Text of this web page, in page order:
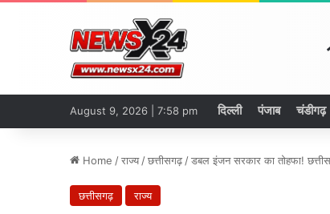
August 9, 2026 | 7:58 pm दिल्ली पंजाब चंडीगढ़
Home /राज्य /छत्तीसगढ़ /डबल इंजन सरकार का तोहफा!
छत्तीसगढ़ राज्य